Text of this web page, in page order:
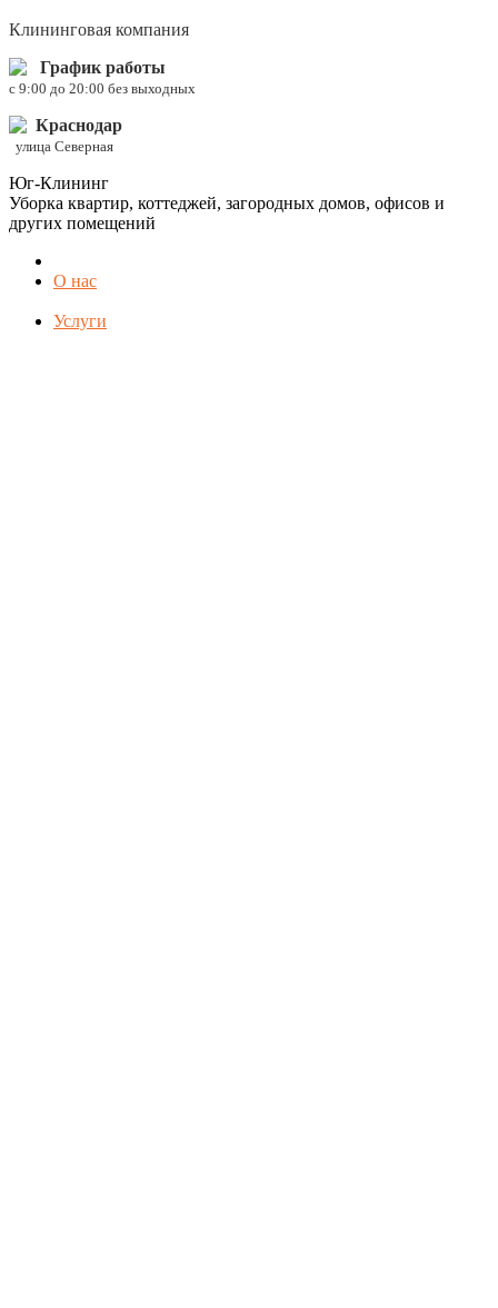
Клининговая компания
График работы
c 9:00 до 20:00 без выходных
Краснодар
улица Северная
Юг-Клининг
Уборка квартир, коттеджей, загородных домов, офисов и
других помещений
О нас
Услуги